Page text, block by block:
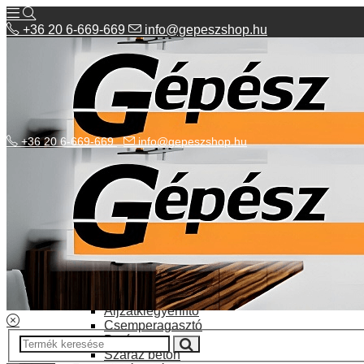
+36 20 6-669-669 info@gepeszshop.hu
Kategóriák menü
Bolhapiac
Burkolatok
Elektromos fűtés
Építkezés, fejújítás
Alapozó festék
Aljzatkiegyenlítő
Csemperagasztó
Poráru
Száraz beton
+36 20 6-669-669 info@gepeszshop.hu